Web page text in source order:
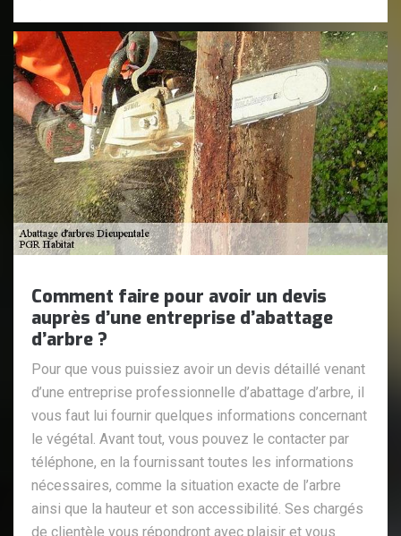
Comment faire pour avoir un devis
auprès d’une entreprise d’abattage
d’arbre ?
Pour que vous puissiez avoir un devis détaillé venant
d’une entreprise professionnelle d’abattage d’arbre, il
vous faut lui fournir quelques informations concernant
le végétal. Avant tout, vous pouvez le contacter par
téléphone, en la fournissant toutes les informations
nécessaires, comme la situation exacte de l’arbre
ainsi que la hauteur et son accessibilité. Ses chargés
de clientèle vous répondront avec plaisir et vous